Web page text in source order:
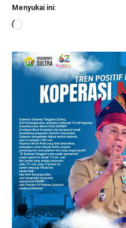
Menyukai ini:
Memuat...